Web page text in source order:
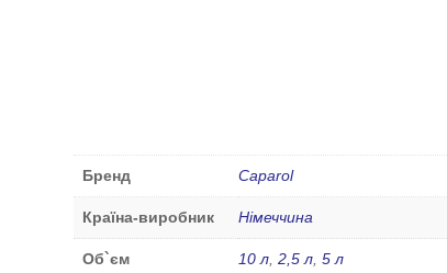
Бренд Caparol
Країна-виробник Німеччина
Об`єм 10 л ,2,5 л ,5 л